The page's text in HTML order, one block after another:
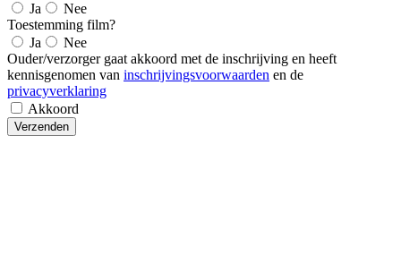
Ja
Nee
Toestemming film?
Ja
Nee
Ouder/verzorger gaat akkoord met de inschrijving en heeft
kennisgenomen van inschrijvingsvoorwaarden en de
privacyverklaring
Akkoord
Verzenden